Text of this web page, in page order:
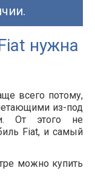
нужна
всего потому,
из-под
От этого не
Fiat, и самый
можно купить